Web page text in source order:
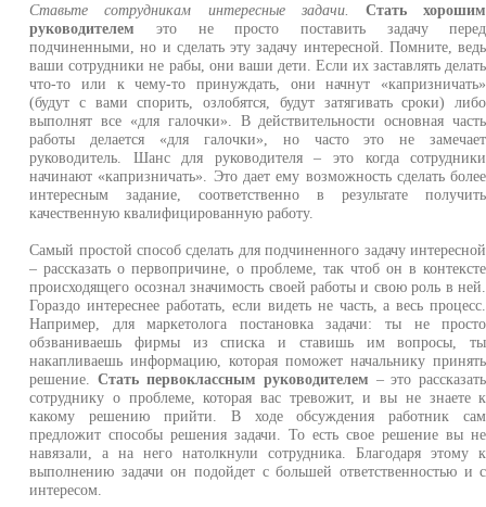
Ставьте сотрудникам интересные задачи.
Стать хорошим
руководителем это не просто поставить задачу перед
подчиненными, но и сделать эту задачу интересной. Помните, ведь
ваши сотрудники не рабы, они ваши дети. Если их заставлять делать
что-то или к чему-то принуждать, они начнут «капризничать»
(будут с вами спорить, озлобятся, будут затягивать сроки) либо
выполнят все «для галочки». В действительности основная часть
работы делается «для галочки», но часто это не замечает
руководитель. Шанс для руководителя – это когда сотрудники
начинают «капризничать». Это дает ему возможность сделать более
интересным задание, соответственно в результате получить
качественную квалифицированную работу.
Самый простой способ сделать для подчиненного задачу интересной
– рассказать о первопричине, о проблеме, так чтоб он в контексте
происходящего осознал значимость своей работы и свою роль в ней.
Гораздо интереснее работать, если видеть не часть, а весь процесс.
Например, для маркетолога постановка задачи: ты не просто
обзваниваешь фирмы из списка и ставишь им вопросы, ты
накапливаешь информацию, которая поможет начальнику принять
решение.Стать первоклассным руководителем – это рассказать
сотруднику о проблеме, которая вас тревожит, и вы не знаете к
какому решению прийти. В ходе обсуждения работник сам
предложит способы решения задачи. То есть свое решение вы не
навязали, а на него натолкнули сотрудника. Благодаря этому к
выполнению задачи он подойдет с большей ответственностью и с
интересом.